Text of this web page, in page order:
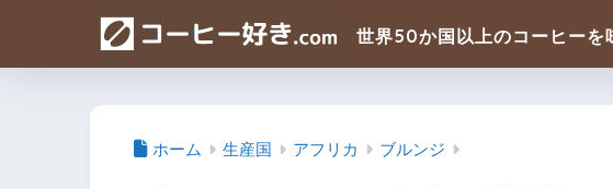
ホーム 生産国 アフリカ ブルンジ